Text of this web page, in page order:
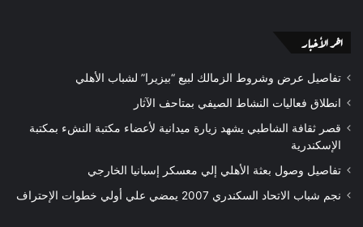
اخر الأخبار
تفاصيل عرض وشروط الزمالك لبيع “بيزيرا” لشباب الأهلي
انطلاق فعاليات النشاط الصيفي بمتاحف الآثار
قصر ثقافة الشاطبي يشهد زيارة ميدانية لأعضاء مكتبة النشء بمكتبة
الإسكندرية
تفاصيل وصول بعثة الأهلي إلي معسكر إسبانيا الخارجي
نجم شباب الاتحاد السكندري 2007 يمضي علي أولي خطوات الإحتراف